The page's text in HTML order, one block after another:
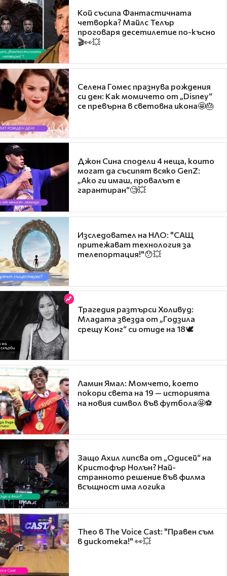
Кой съсипа Фантастичната
четворка? Майлс Телър
проговаря десетилетие по-късно
🎬👀💥
Селена Гомес празнува рождения
си ден: Как момичето от „Disney“
се превърна в световна икона🤩🎂
Джон Сина сподели 4 неща, които
могат да съсипят всяко GenZ:
„Ако ги имаш, провалът е
гарантиран“🧐💥
Изследовател на НЛО: "САЩ
притежават технология за
телепортация!"😯💥
Трагедия разтърси Холивуд:
Младата звезда от „Годзила
срещу Конг“ си отиде на 18🕊️
Ламин Ямал: Момчето, което
покори света на 19 — историята
на новия символ във футбола🤩⚽
Защо Ахил липсва от „Одисей“ на
Кристофър Нолън? Най-
странното решение във филма
всъщност има логика
Theo в The Voice Cast: "Правен съм
в дискотека!" 👀💥